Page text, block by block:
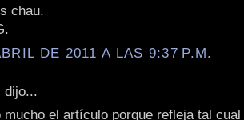
chau.
DE 2011 A LAS 9:37 P.M.
dijo...
mucho el artículo porque refleja tal